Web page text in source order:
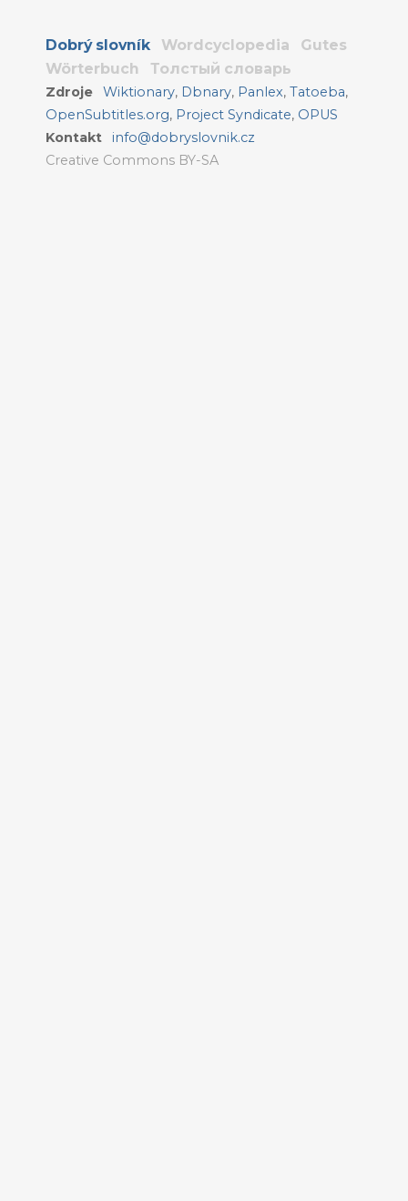
Dobrý slovník Wordcyclopedia
Gutes
Wörterbuch
Толстый словарь
Zdroje Wiktionary, Dbnary, Panlex,Tatoeba,
OpenSubtitles.org, Project Syndicate, OPUS
Kontakt
info@dobryslovnik.cz
Creative Commons BY-SA